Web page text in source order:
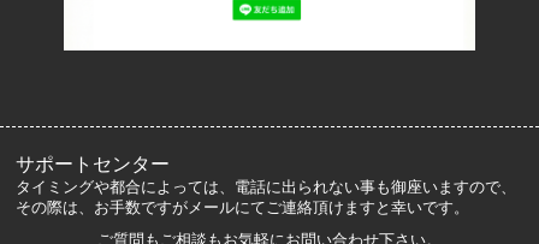
サポートセンター
タイミングや都合によっては、電話に出られない事も御座いますので、
その際は、お手数ですがメールにてご連絡頂けますと幸いです。
ご質問もご相談もお気軽にお問い合わせ下さい。